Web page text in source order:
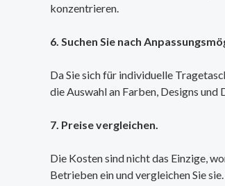
konzentrieren.
6. Suchen Sie nach
Da Sie sich für individuelle
die Auswahl an Farben, Designs
7. Preise vergleichen.
Die Kosten sind nicht das Einzige,
Betrieben ein und vergleichen Sie